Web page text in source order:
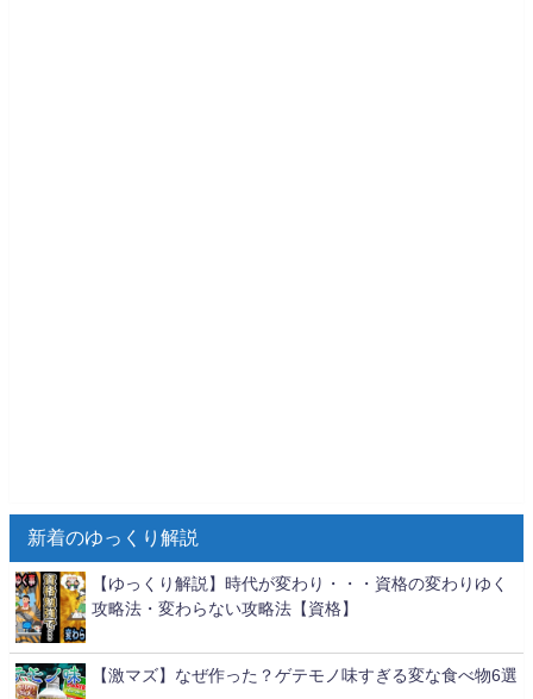
新着のゆっくり解説
【ゆっくり解説】時代が変わり・・・資格の変わりゆく
攻略法・変わらない攻略法【資格】
【激マズ】なぜ作った？ゲテモノ味すぎる変な食べ物6選